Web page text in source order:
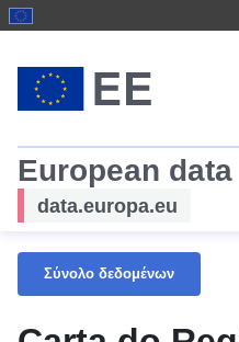
European data
data.europa.eu
Σύνολο δεδομένων